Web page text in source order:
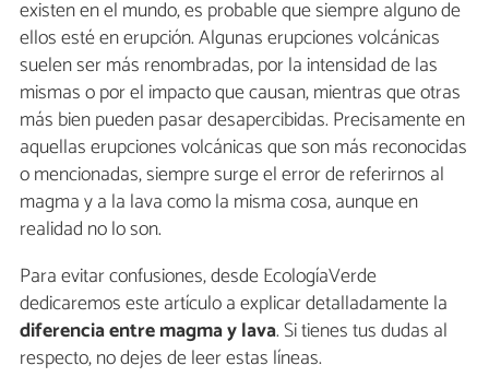
existen en el mundo, es probable que siempre alguno de
ellos esté en erupción. Algunas erupciones volcánicas
suelen ser más renombradas, por la intensidad de las
mismas o por el impacto que causan, mientras que otras
más bien pueden pasar desapercibidas. Precisamente en
aquellas erupciones volcánicas que son más reconocidas
o mencionadas, siempre surge el error de referirnos al
magma y a la lava como la misma cosa, aunque en
realidad no lo son.
Para evitar confusiones, desde EcologíaVerde
dedicaremos este artículo a explicar detalladamente la
diferencia entre magma y lava. Si tienes tus dudas al
respecto, no dejes de leer estas líneas.